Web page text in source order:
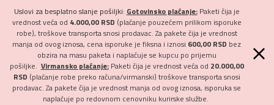
Uslovi za besplatno slanje pošiljki: Gotovinsko plaćanje:Paketi čija je
vrednost veća od 4.000,00 RSD (plaćanje pouzećem prilikom isporuke
robe), troškove transporta snosi prodavac. Za pakete čija je vrednost
manja od ovog iznosa, cena isporuke je fiksna i iznosi 600,00 RSD bez
obzira na masu paketa i naplaćuje se kupcu po prijemu
pošiljke. Virmansko plaćanje:Paketi čija je vrednost veća od 20.000,00
RSD (plaćanje robe preko računa/virmanski) troškove transporta snosi
prodavac. Za pakete čija je vrednost manja od ovog iznosa, isporuka se
naplaćuje po redovnom cenovniku kurirske službe.